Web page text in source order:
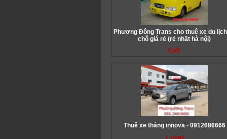
Phương Đông Trans cho thuê xe du
chỗ giá rẻ (rẻ nhất hà nội)
Call
Thuê xe tháng innova - 0912686666